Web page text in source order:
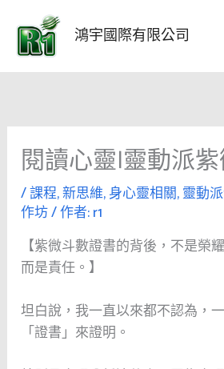
要
鴻宇國際有限公司
閱讀心靈|靈動派
/課程,新思維,身心靈相關,靈動
作坊/ 作者:r1
【紫微斗數證書的背後，不是榮
而是責任。】
坦白說，我一直以來都不認為，
「證書」來證明。